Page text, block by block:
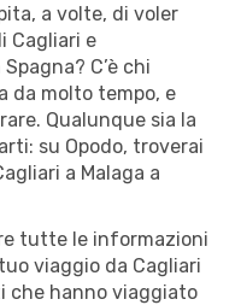
a volte, di voler
Cagliari e
C’è chi
da molto tempo, e
Qualunque sia la
su Opodo, troverai
a Malaga a
tutte le informazioni
viaggio da Cagliari
che hanno viaggiato